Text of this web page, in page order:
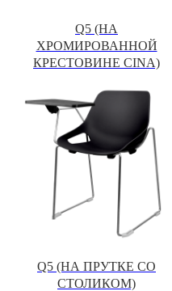
Q5 (НА
ХРОМИРОВАННОЙ
КРЕСТОВИНЕ CINA)
Q5 (НА ПРУТКЕ СО
СТОЛИКОМ)